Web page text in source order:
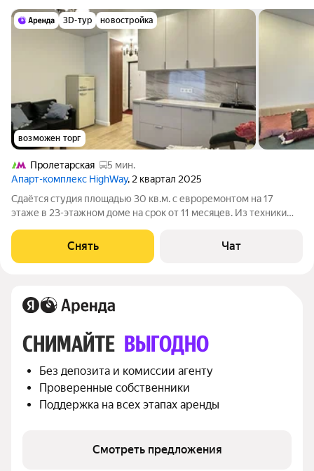
3D-тур новостройка
возможен торг
Пролетарская
5 мин.
Апарт-комплекс HighWay, 2 квартал 2025
Сдаётся студия площадью 30 кв.м. с евроремонтом на 17
этаже в 23-этажном доме на срок от 11 месяцев. Из техники
двор. Есть консьерж. В подъезде
Снять Чат
СНИМАЙТЕ ВЫГОДНО
Без депозита и комиссии агенту
Проверенные собственники
Поддержка на всех этапах аренды
Смотреть предложения